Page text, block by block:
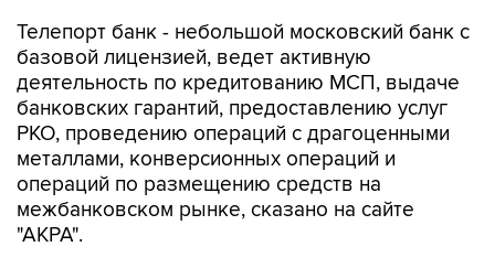
Телепорт банк - небольшой московский банк с
базовой лицензией, ведет активную
деятельность по кредитованию МСП, выдаче
банковских гарантий, предоставлению услуг
РКО, проведению операций с драгоценными
металлами, конверсионных операций и
операций по размещению средств на
межбанковском рынке, сказано на сайте
"АКРА".